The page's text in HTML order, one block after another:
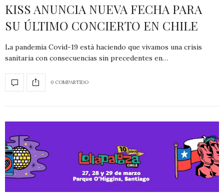
KISS ANUNCIA NUEVA FECHA PARA
SU ÚLTIMO CONCIERTO EN CHILE
La pandemia Covid-19 está haciendo que vivamos una crisis
sanitaria con consecuencias sin precedentes en…
0 COMPARTIDO